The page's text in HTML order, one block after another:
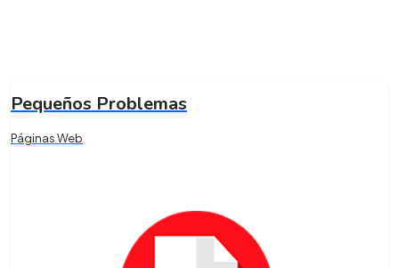
Pequeños Problemas
Páginas Web